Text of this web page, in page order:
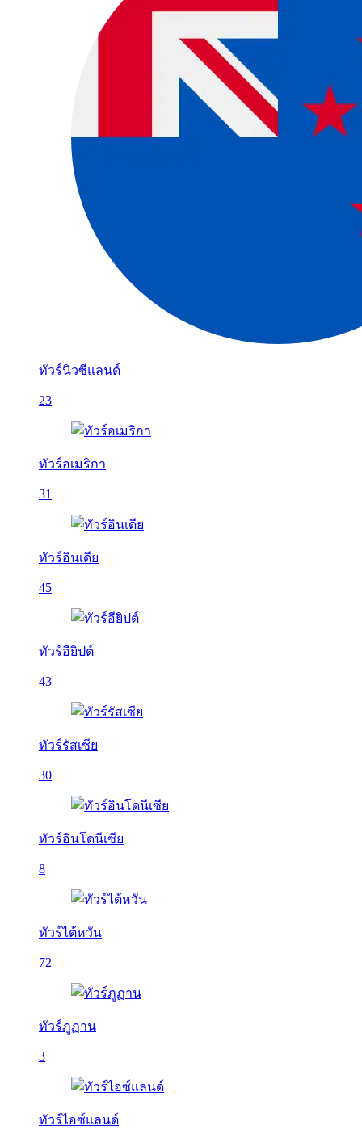
ทัวร์นิวซีแลนด์
23
ทัวร์อเมริกา
31
ทัวร์อินเดีย
45
ทัวร์อียิปต์
43
ทัวร์รัสเซีย
30
ทัวร์อินโดนีเซีย
8
ทัวร์ไต้หวัน
72
ทัวร์ภูฏาน
3
ทัวร์ไอซ์แลนด์